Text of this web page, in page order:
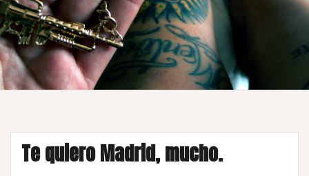
Te quiero Madrid, mucho.